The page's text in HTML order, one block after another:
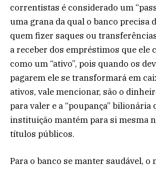
correntistas é considerado um
uma grana da qual o banco precisa
quem fizer saques ou
a receber dos empréstimos que ele
como um “ativo”, pois quando os
pagarem ele se transformará em
ativos, vale mencionar, são o
para valer e a “poupança” bilionária
instituição mantém para si mesma
títulos públicos.
Para o banco se manter saudável, o